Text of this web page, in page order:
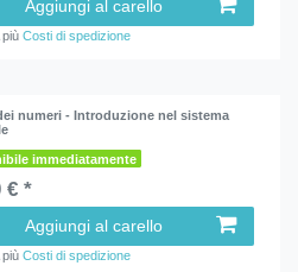
Aggiungi al carello
piùCosti di spedizione
numeri - Introduzione nel sistema
immediatamente
€ *
Aggiungi al carello
piùCosti di spedizione